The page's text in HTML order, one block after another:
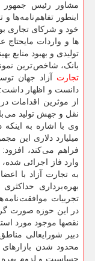
مشاور رئیس جمهور
اینطور تفاهم نامه
خود و شرکای تجاری
ها و واردات مایحتاج
تولیدی و بهبود منابع
بانک، شاخص ترین
تجارت
دانست و اظهار داشت:
از موثرین اقدامات
نقل و جهش تولید می
میلیارد دلاری این
وارد فاز اجرائی
به تجارت آزاد با
بهره برداری
تجربیات موافقت
در این حوزه صورت
نقصها موجود مورد
دبیر شورایعالی
محدود شدن بازارهای
حساسیت و لزوم بهره